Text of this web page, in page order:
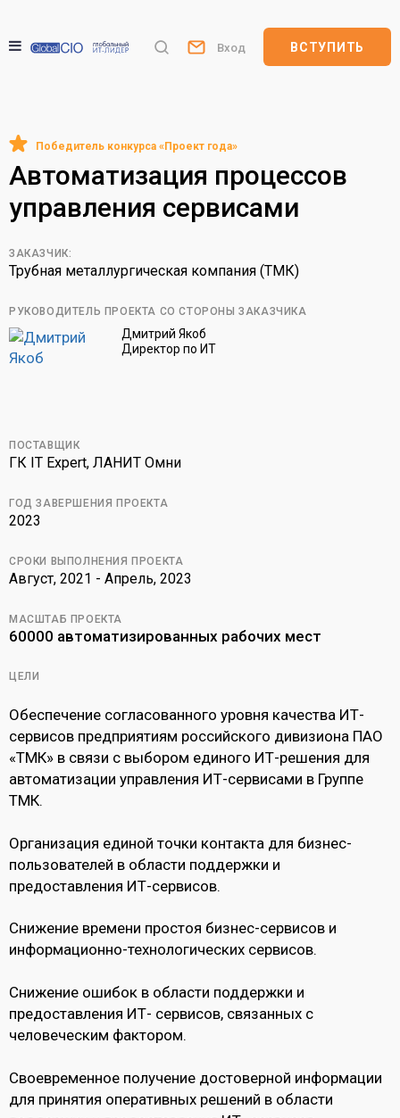
Вход ВСТУПИТЬ
Автоматизация процессов
управления сервисами
ЗАКАЗЧИК:
Трубная металлургическая компания (ТМК)
РУКОВОДИТЕЛЬ ПРОЕКТА СО СТОРОНЫ ЗАКАЗЧИКА
Дмитрий Якоб
Директор по ИТ
ПОСТАВЩИК
ГК IT Expert, ЛАНИТ Омни
ГОД ЗАВЕРШЕНИЯ ПРОЕКТА
2023
СРОКИ ВЫПОЛНЕНИЯ ПРОЕКТА
Август, 2021 - Апрель, 2023
МАСШТАБ ПРОЕКТА
60000 автоматизированных рабочих мест
ЦЕЛИ
Обеспечение согласованного уровня качества ИТ-
сервисов предприятиям российского дивизиона ПАО
«ТМК» в связи с выбором единого ИТ-решения для
автоматизации управления ИТ-сервисами в Группе
ТМК.
Организация единой точки контакта для бизнес-
пользователей в области поддержки и
предоставления ИТ-сервисов.
Снижение времени простоя бизнес-сервисов и
информационно-технологических сервисов.
Снижение ошибок в области поддержки и
предоставления ИТ- сервисов, связанных с
человеческим фактором.
Своевременное получение достоверной информации
для принятия оперативных решений в области